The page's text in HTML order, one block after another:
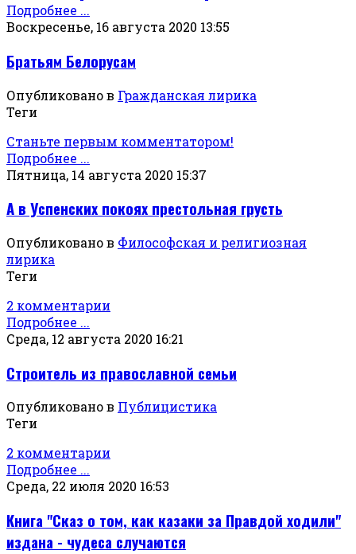
Подробнее ...
Воскресенье, 16 августа 2020 13:55
Братьям Белорусам
Опубликовано в Гражданская лирика
Теги
Станьте первым комментатором!
Подробнее ...
Пятница, 14 августа 2020 15:37
А в Успенских покоях престольная грусть
Опубликовано в Философская и религиозная
лирика
Теги
2 комментарии
Подробнее ...
Среда, 12 августа 2020 16:21
Строитель из православной семьи
Опубликовано в Публицистика
Теги
2 комментарии
Подробнее ...
Среда, 22 июля 2020 16:53
Книга "Сказ о том, как казаки за Правдой ходили"
издана - чудеса случаются